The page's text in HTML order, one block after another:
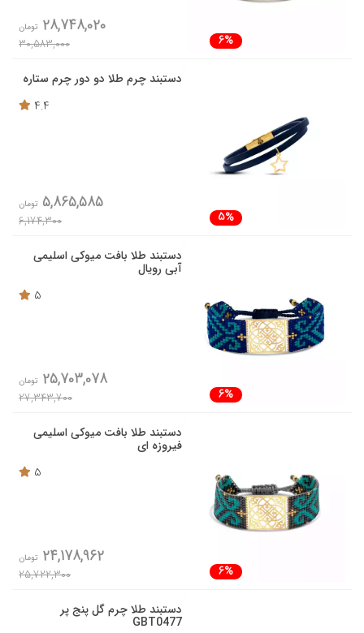
6%
28,748,020 تومان
30,583,000
دستبند چرم طلا دو دور چرم ستاره
4.4
5%
5,865,585 تومان
6,174,300
دستبند طلا بافت میوکی اسلیمی
آبی رویال
5
6%
25,703,078 تومان
27,343,700
دستبند طلا بافت میوکی اسلیمی
فیروزه ای
5
6%
24,178,962 تومان
25,722,300
دستبند طلا چرم گل پنج پر
GBT0477